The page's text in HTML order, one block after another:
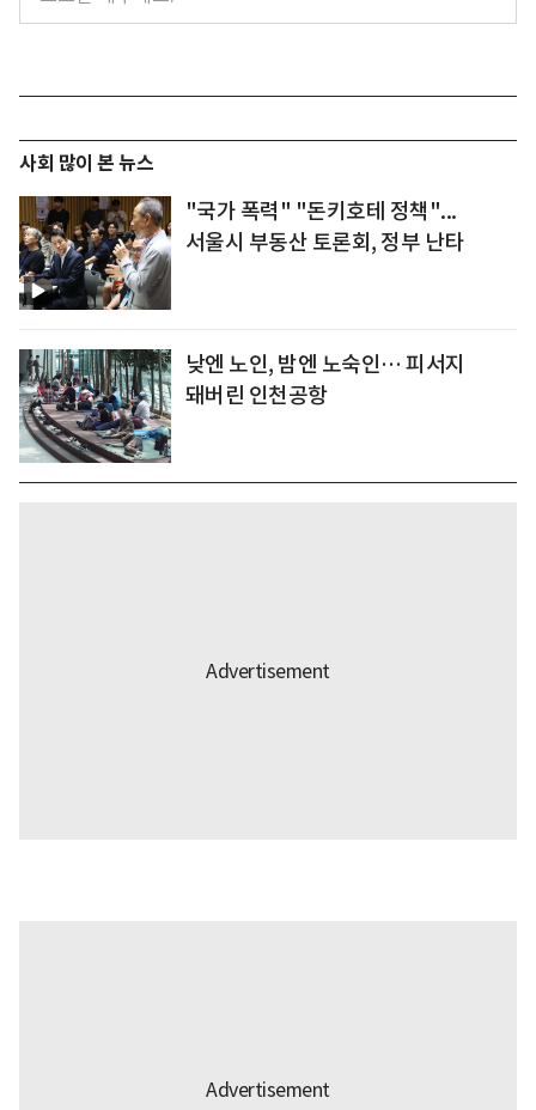
사회 많이 본 뉴스
"국가 폭력" "돈키호테 정책"...
서울시 부동산 토론회, 정부 난타
낮엔 노인, 밤엔 노숙인… 피서지
돼버린 인천공항